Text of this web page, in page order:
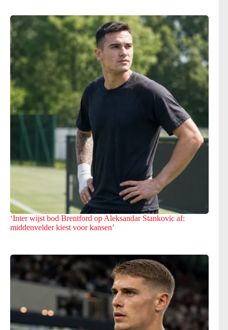
‘Inter wijst bod Brentford op Aleksandar Stankovic af:
middenvelder kiest voor kansen’